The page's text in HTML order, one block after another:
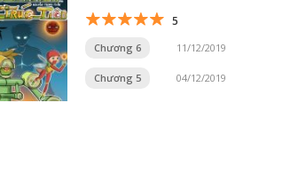
5
Chương 6 11/12/2019
Chương 5 04/12/2019